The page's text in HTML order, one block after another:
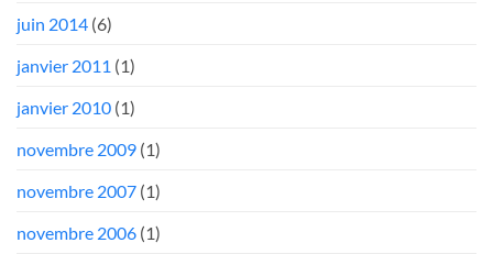
juin 2014 (6)
janvier 2011 (1)
janvier 2010 (1)
novembre 2009 (1)
novembre 2007 (1)
novembre 2006 (1)